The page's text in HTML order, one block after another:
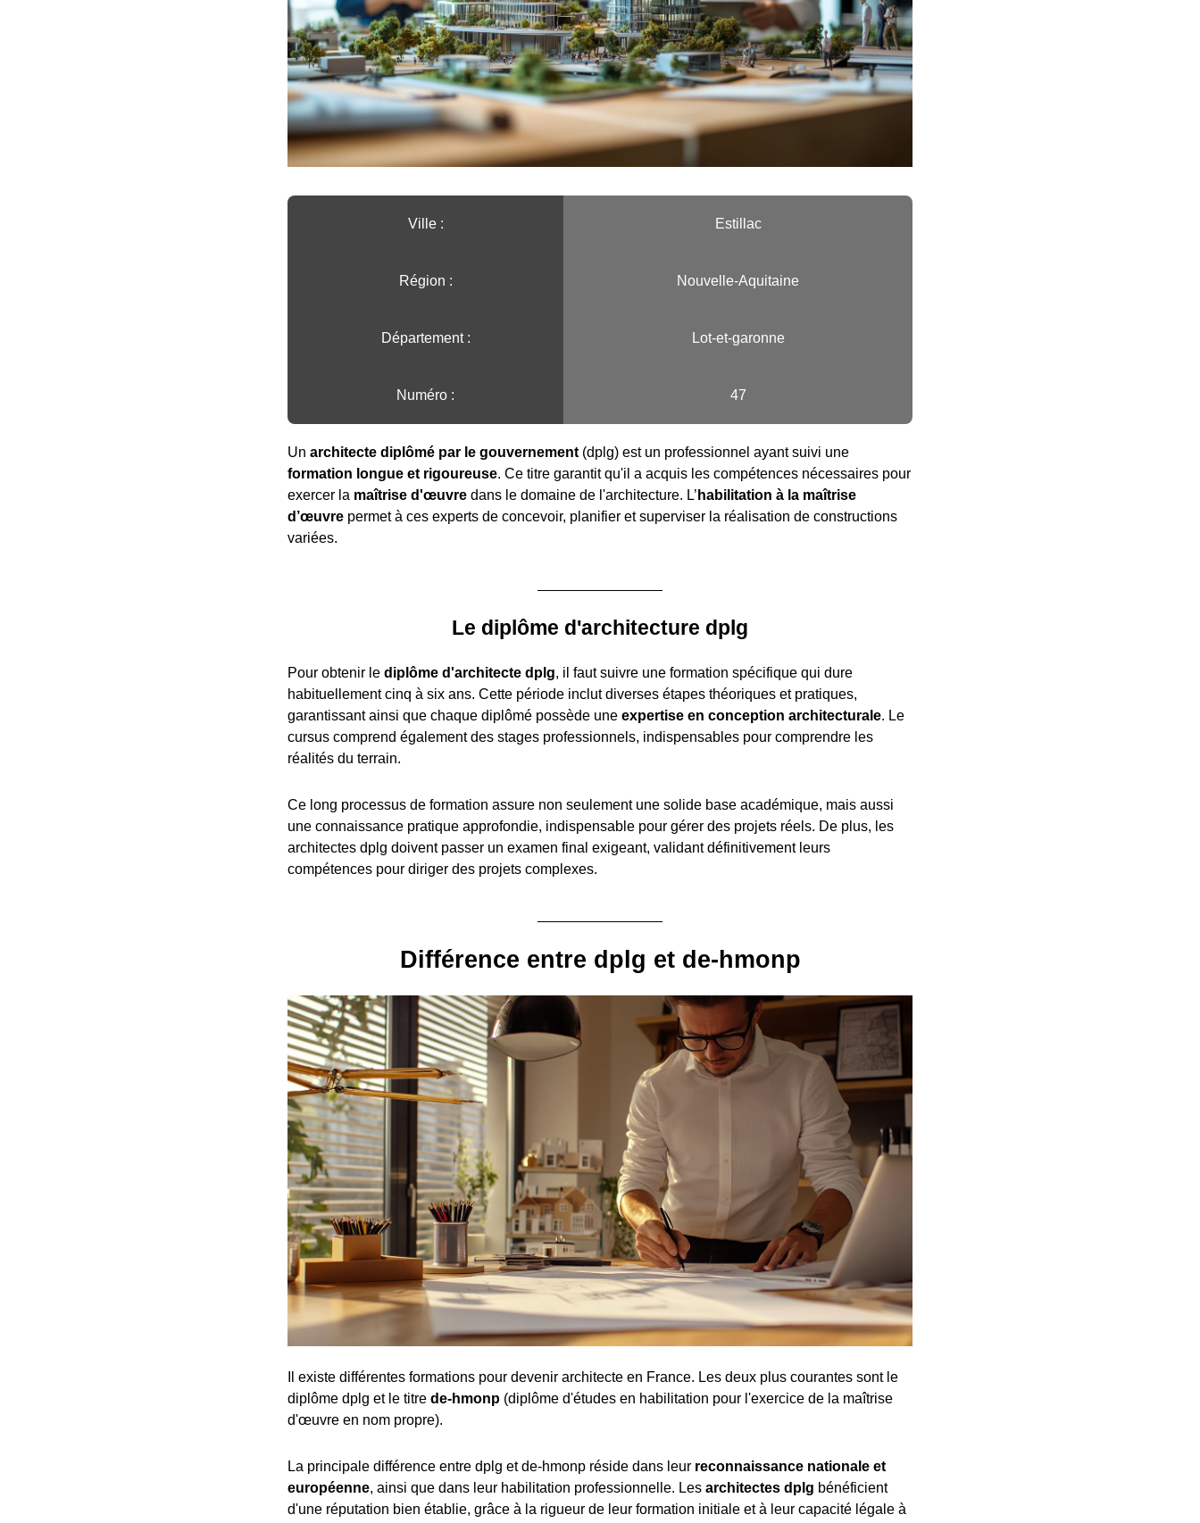
Ville :️ Estillac
Région :️ Nouvelle-Aquitaine
Département : Lot-et-garonne
Numéro : 47
Un architecte diplômé par le gouvernement (dplg) est un professionnel ayant suivi une
formation longue et rigoureuse. Ce titre garantit qu'il a acquis les compétences nécessaires pour
exercer la maîtrise d'œuvre dans le domaine de l'architecture. L’ habilitation à la maîtrise
d’œuvre permet à ces experts de concevoir, planifier et superviser la réalisation de constructions
variées.
Le diplôme d'architecture dplg
Pour obtenir le diplôme d'architecte dplg, il faut suivre une formation spécifique qui dure
habituellement cinq à six ans. Cette période inclut diverses étapes théoriques et pratiques,
garantissant ainsi que chaque diplômé possède une expertise en conception architecturale. Le
cursus comprend également des stages professionnels, indispensables pour comprendre les
réalités du terrain.
Ce long processus de formation assure non seulement une solide base académique, mais aussi
une connaissance pratique approfondie, indispensable pour gérer des projets réels. De plus, les
architectes dplg doivent passer un examen final exigeant, validant définitivement leurs
compétences pour diriger des projets complexes.
Différence entre dplg et de-hmonp
Il existe différentes formations pour devenir architecte en France. Les deux plus courantes sont le
diplôme dplg et le titre de-hmonp (diplôme d'études en habilitation pour l'exercice de la maîtrise
d'œuvre en nom propre).
La principale différence entre dplg et de-hmonp réside dans leur reconnaissance nationale et
européenne, ainsi que dans leur habilitation professionnelle. Les architectes dplg bénéficient
d'une réputation bien établie, grâce à la rigueur de leur formation initiale et à leur capacité légale à